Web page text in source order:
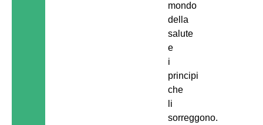
mondo
della
salute
e
i
principi
che
li
sorreggono.